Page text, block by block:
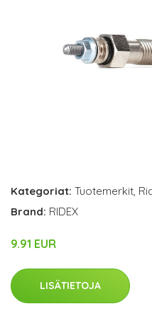
Kategoriat: Tuotemerkit,
Brand: RIDEX
9.91 EUR
LISÄTIETOJA